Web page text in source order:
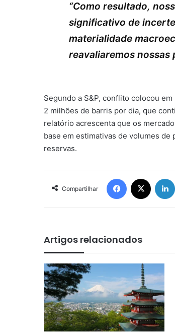
“Como resultado,
significativo de
materialidade
reavaliaremos nossas
Segundo a S&P, conflito colocou
2 milhões de barris por dia, que
relatório acrescenta que os
base em estimativas de volumes
reservas.
Compartilhar
Facebook
Artigos relacionados